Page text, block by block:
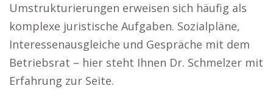
Umstrukturierungen erweisen sich häufig als
komplexe juristische Aufgaben. Sozialpläne,
Interessenausgleiche und Gespräche mit dem
Betriebsrat – hier steht Ihnen Dr. Schmelzer mit
Erfahrung zur Seite.